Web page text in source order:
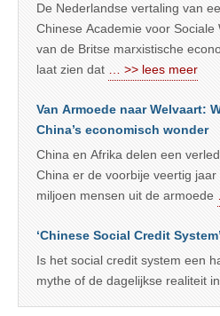
De Nederlandse vertaling van
Chinese Academie voor
van de Britse marxistische
laat zien dat
… >> lees meer
Van Armoede naar Welvaart:
China’s economisch wonder
China en Afrika delen een
China er de voorbije veertig
miljoen mensen uit de armoede
‘Chinese Social Credit System’
Is het social credit system een
mythe of de dagelijkse realiteit